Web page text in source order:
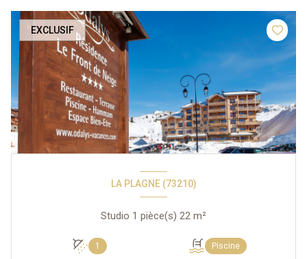
EXCLUSIF
LA PLAGNE (73210)
Studio 1 pièce(s) 22 m²
1 Piscine